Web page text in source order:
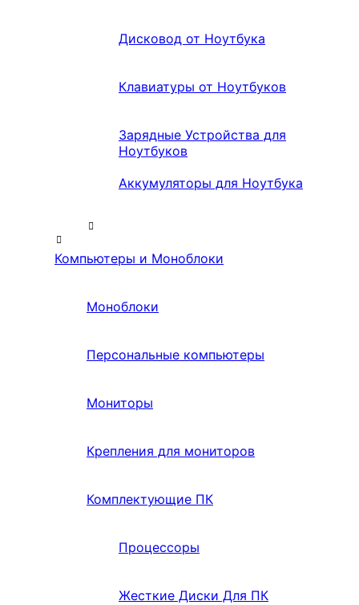
Дисковод от Ноутбука
Клавиатуры от Ноутбуков
Зарядные Устройства для
Ноутбуков
Аккумуляторы для Ноутбука
Компьютеры и Моноблоки
Моноблоки
Персональные компьютеры
Мониторы
Крепления для мониторов
Комплектующие ПК
Процессоры
Жесткие Диски Для ПК